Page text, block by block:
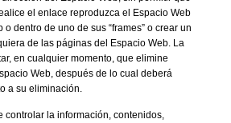
el enlace reproduzca el Espacio Web
dentro de uno de sus “frames” o crear un
de las páginas del Espacio Web. La
en cualquier momento, que elimine
Web, después de lo cual deberá
a su eliminación.
controlar la información, contenidos,